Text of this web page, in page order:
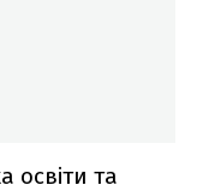
освіти та